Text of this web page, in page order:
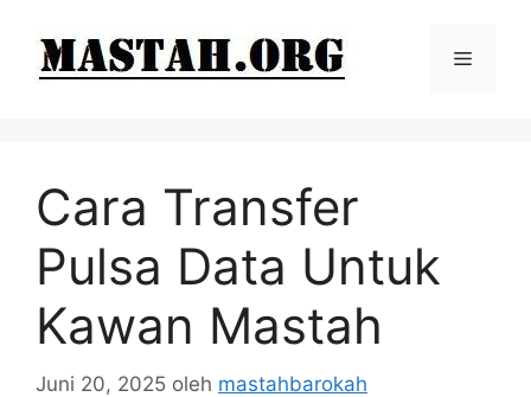
Menu
Cara Transfer
Pulsa Data Untuk
Kawan Mastah
Juni 20, 2025 oleh mastahbarokah